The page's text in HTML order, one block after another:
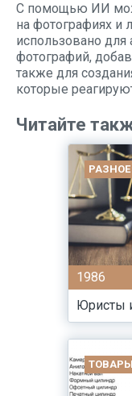
С помощью ИИ
на фотографиях и
использовано для
фотографий,
также для
которые
Читайте
РАЗНОЕ
1986
Юристы